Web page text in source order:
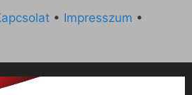
• Impresszum •